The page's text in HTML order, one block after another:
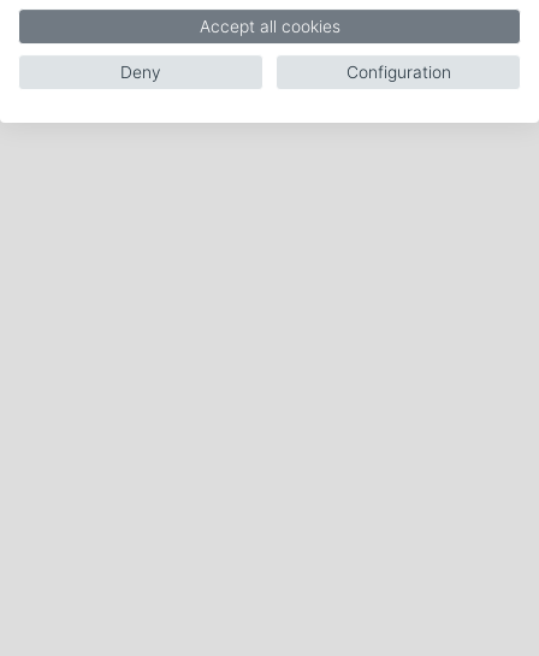
Accept all cookies
Deny Configuration